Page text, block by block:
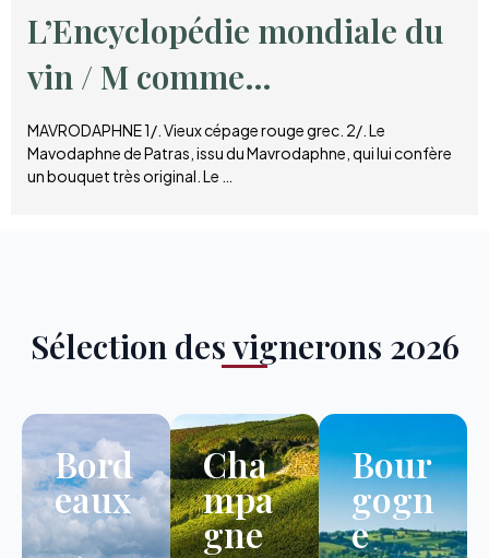
L’Encyclopédie mondiale du
vin / M comme…
MAVRODAPHNE 1/. Vieux cépage rouge grec. 2/. Le
Mavodaphne de Patras, issu du Mavrodaphne, qui lui confère
un bouquet très original. Le …
Sélection des vignerons 2026
Bord
eaux
Cha
mpa
gne
Bour
gogn
e